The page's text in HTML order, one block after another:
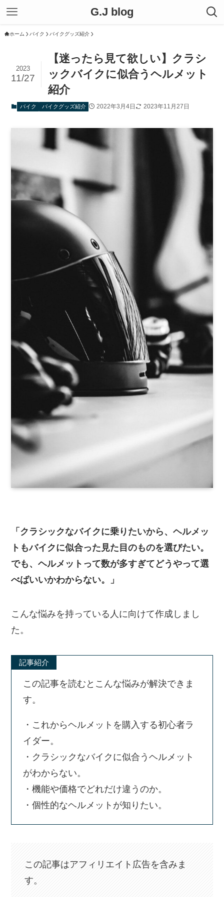
G.J blog
ホーム バイク バイクグッズ紹介
【迷ったら見て欲しい】クラシ
ックバイクに似合うヘルメット
紹介
2023
11/27
バイク バイクグッズ紹介 2022年3月4日 2023年11月27日
「クラシックなバイクに乗りたいから、ヘルメッ
トもバイクに似合った見た目のものを選びたい。
でも、ヘルメットって数が多すぎてどうやって選
べばいいかわからない。」
こんな悩みを持っている人に向けて作成しまし
た。
記事紹介
この記事を読むとこんな悩みが解決できま
す。
・これからヘルメットを購入する初心者ラ
イダー。
・クラシックなバイクに似合うヘルメット
がわからない。
・機能や価格でどれだけ違うのか。
・個性的なヘルメットが知りたい。
この記事はアフィリエイト広告を含みま
す。